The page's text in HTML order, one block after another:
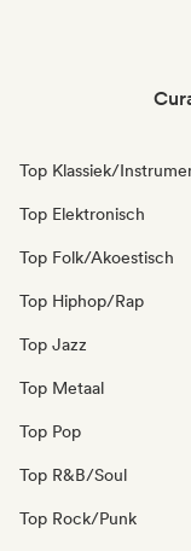
Top Klassiek/
Top Elektronisch
Top Folk/Akoestisch
Top Hiphop/Rap
Top Jazz
Top Metaal
Top Pop
Top R&B/Soul
Top Rock/Punk